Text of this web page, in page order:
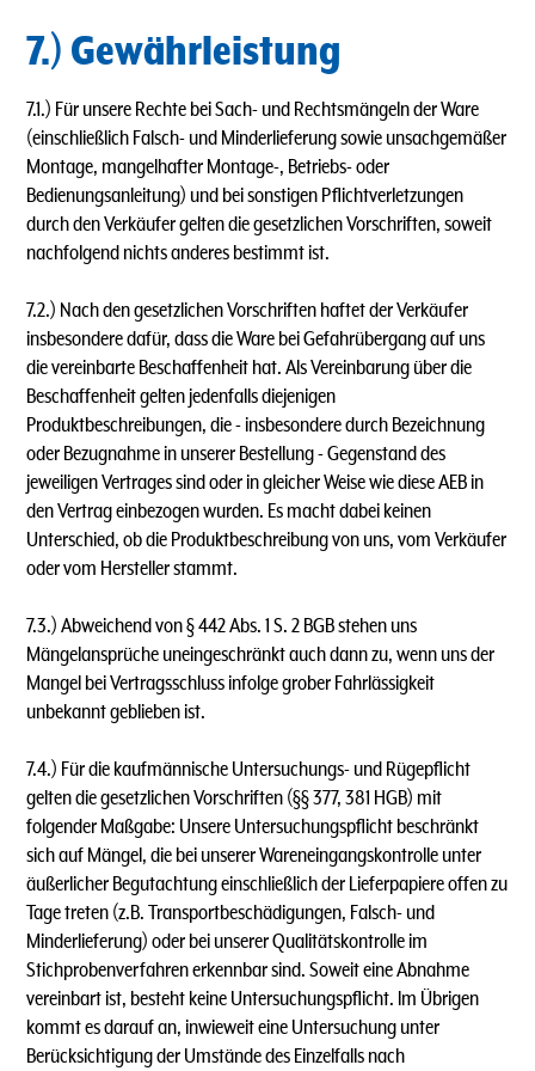
7.) Gewährleistung
7.1.) Für unsere Rechte bei Sach- und Rechtsmängeln der Ware
(einschließlich Falsch- und Minderlieferung sowie unsachgemäßer
Montage, mangelhafter Montage-, Betriebs- oder
Bedienungsanleitung) und bei sonstigen Pflichtverletzungen
durch den Verkäufer gelten die gesetzlichen Vorschriften, soweit
nachfolgend nichts anderes bestimmt ist.
7.2.) Nach den gesetzlichen Vorschriften haftet der Verkäufer
insbesondere dafür, dass die Ware bei Gefahrübergang auf uns
die vereinbarte Beschaffenheit hat. Als Vereinbarung über die
Beschaffenheit gelten jedenfalls diejenigen
Produktbeschreibungen, die - insbesondere durch Bezeichnung
oder Bezugnahme in unserer Bestellung - Gegenstand des
jeweiligen Vertrages sind oder in gleicher Weise wie diese AEB in
den Vertrag einbezogen wurden. Es macht dabei keinen
Unterschied, ob die Produktbeschreibung von uns, vom Verkäufer
oder vom Hersteller stammt.
7.3.) Abweichend von § 442 Abs. 1 S. 2 BGB stehen uns
Mängelansprüche uneingeschränkt auch dann zu, wenn uns der
Mangel bei Vertragsschluss infolge grober Fahrlässigkeit
unbekannt geblieben ist.
7.4.) Für die kaufmännische Untersuchungs- und Rügepflicht
gelten die gesetzlichen Vorschriften (§§ 377, 381 HGB) mit
folgender Maßgabe: Unsere Untersuchungspflicht beschränkt
sich auf Mängel, die bei unserer Wareneingangskontrolle unter
äußerlicher Begutachtung einschließlich der Lieferpapiere offen zu
Tage treten (z.B. Transportbeschädigungen, Falsch- und
Minderlieferung) oder bei unserer Qualitätskontrolle im
Stichprobenverfahren erkennbar sind. Soweit eine Abnahme
vereinbart ist, besteht keine Untersuchungspflicht. lm Übrigen
kommt es darauf an, inwieweit eine Untersuchung unter
Berücksichtigung der Umstände des Einzelfalls nach